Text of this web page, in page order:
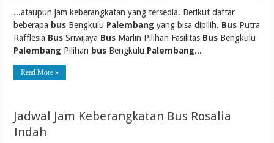
...ataupun jam keberangkatan yang tersedia. Berikut daftar
beberapa bus Bengkulu Palembang yang bisa dipilih. Bus Putra
Rafflesia Bus Sriwijaya Bus Marlin Pilihan Fasilitas Bus Bengkulu
Palembang Pilihan bus Bengkulu Palembang...
Read More »
Jadwal Jam Keberangkatan Bus Rosalia
Indah